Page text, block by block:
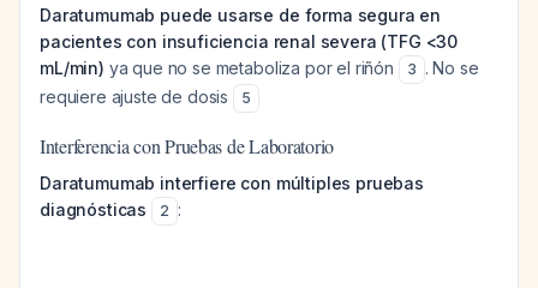
Daratumumab puede usarse de forma segura en
pacientes con insuficiencia renal severa (TFG <30
mL/min) ya que no se metaboliza por el riñón 3 . No se
requiere ajuste de dosis
5
Interferencia con Pruebas de Laboratorio
Daratumumab interfiere con múltiples pruebas
diagnósticas
2 :